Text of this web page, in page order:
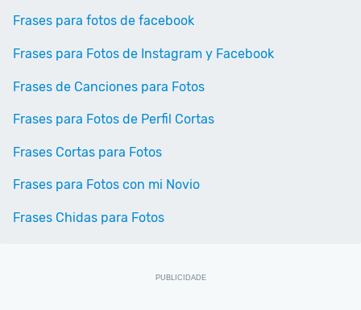
Frases para fotos de facebook
Frases para Fotos de Instagram y Facebook
Frases de Canciones para Fotos
Frases para Fotos de Perfil Cortas
Frases Cortas para Fotos
Frases para Fotos con mi Novio
Frases Chidas para Fotos